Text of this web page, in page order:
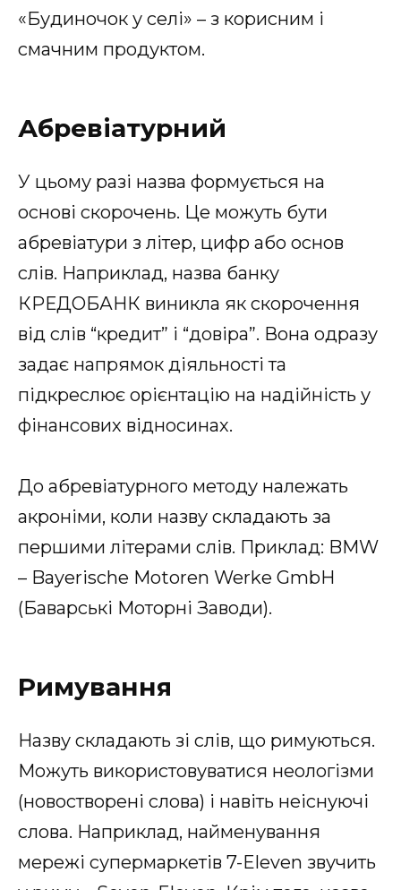
«Будиночок у селі» – з корисним і
смачним продуктом.
Абревіатурний
У цьому разі назва формується на
основі скорочень. Це можуть бути
абревіатури з літер, цифр або основ
слів. Наприклад, назва банку
КРЕДОБАНК виникла як скорочення
від слів “кредит” і “довіра”. Вона одразу
задає напрямок діяльності та
підкреслює орієнтацію на надійність у
фінансових відносинах.
До абревіатурного методу належать
акроніми, коли назву складають за
першими літерами слів. Приклад: BMW
– Bayerische Motoren Werke GmbH
(Баварські Моторні Заводи).
Римування
Назву складають зі слів, що римуються.
Можуть використовуватися неологізми
(новостворені слова) і навіть неіснуючі
слова. Наприклад, найменування
мережі супермаркетів 7-Eleven звучить